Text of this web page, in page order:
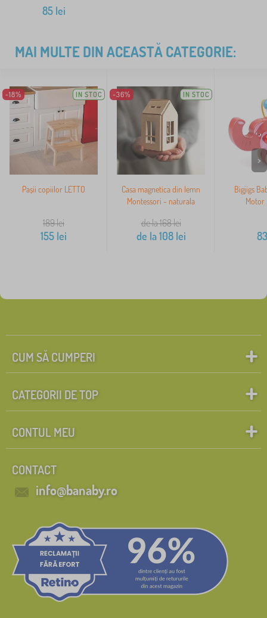
85lei
MAI MULTE DIN ACEASTĂ CATEGORIE:
-18% IN STOC
Pașii copiilor LETTO
189lei
155 lei
-36% IN STOC
Casa magnetica din lemn
Montessori - naturala
de la 168lei
de la108lei
Bigjigs
Motor
83
>
CUM SĂ CUMPERI
CATEGORII DE TOP
CONTUL MEU
CONTACT
info@banaby.ro